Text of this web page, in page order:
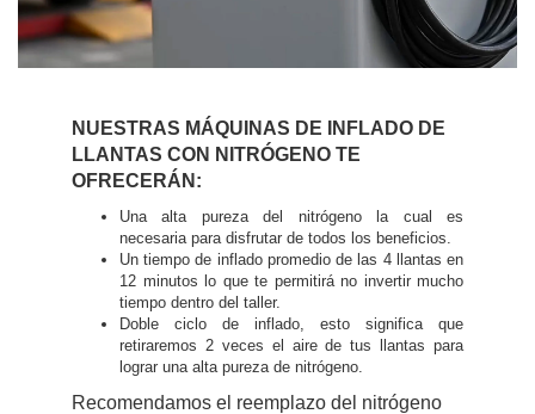
NUESTRAS MÁQUINAS DE INFLADO DE
LLANTAS CON NITRÓGENO TE
OFRECERÁN:
Una alta pureza del nitrógeno la cual es
necesaria para disfrutar de todos los beneficios.
Un tiempo de inflado promedio de las 4 llantas en
12 minutos lo que te permitirá no invertir mucho
tiempo dentro del taller.
Doble ciclo de inflado, esto significa que
retiraremos 2 veces el aire de tus llantas para
lograr una alta pureza de nitrógeno.
Recomendamos el reemplazo del nitrógeno